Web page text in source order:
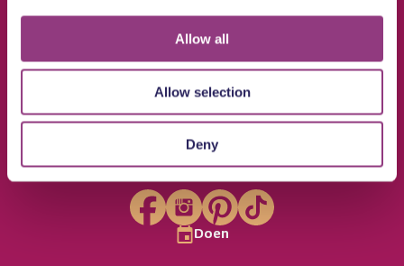
Allow all
Allow selection
Deny
Doen